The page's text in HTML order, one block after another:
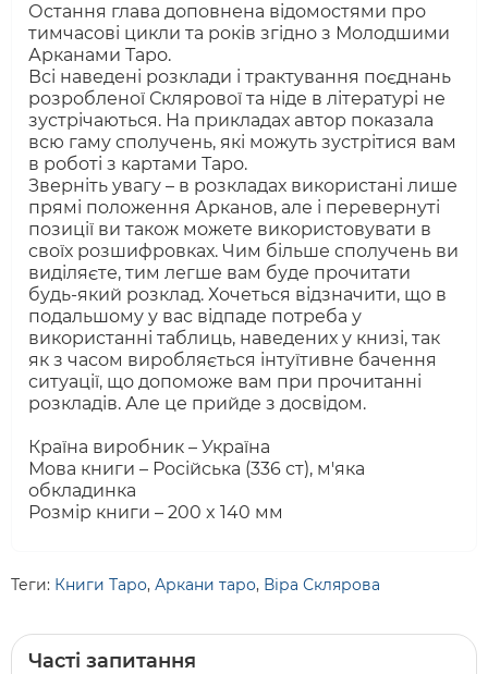
Остання глава доповнена відомостями про
тимчасові цикли та років згідно з Молодшими
Арканами Таро.
Всі наведені розклади і трактування поєднань
розробленої Склярової та ніде в літературі не
зустрічаються. На прикладах автор показала
всю гаму сполучень, які можуть зустрітися вам
в роботі з картами Таро.
Зверніть увагу – в розкладах використані лише
прямі положення Арканов, але і перевернуті
позиції ви також можете використовувати в
своїх розшифровках. Чим більше сполучень ви
виділяєте, тим легше вам буде прочитати
будь-який розклад. Хочеться відзначити, що в
подальшому у вас відпаде потреба у
використанні таблиць, наведених у книзі, так
як з часом виробляється інтуїтивне бачення
ситуації, що допоможе вам при прочитанні
розкладів. Але це прийде з досвідом.
Країна виробник – Україна
Мова книги – Російська (336 ст), м'яка
обкладинка
Розмір книги – 200 x 140 мм
Теги: Книги Таро, Аркани таро, Віра Склярова
Часті запитання